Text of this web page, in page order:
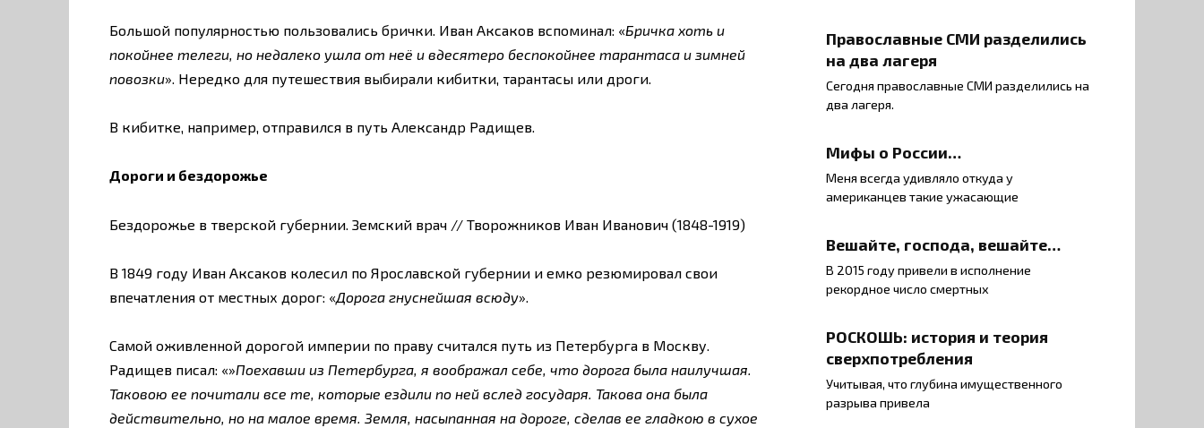
Большой популярностью пользовались брички. Иван Аксаков вспоминал: «Бричка хоть и
покойнее телеги, но недалеко ушла от неё и вдесятеро беспокойнее тарантаса и зимней
повозки». Нередко для путешествия выбирали кибитки, тарантасы или дроги.
В кибитке, например, отправился в путь Александр Радищев.
Дороги и бездорожье
Бездорожье в тверской губернии. Земский врач // Творожников Иван Иванович (1848-1919)
В 1849 году Иван Аксаков колесил по Ярославской губернии и емко резюмировал свои
впечатления от местных дорог: «Дорога гнуснейшая всюду».
Самой оживленной дорогой империи по праву считался путь из Петербурга в Москву.
Радищев писал: «»Поехавши из Петербурга, я воображал себе, что дорога была наилучшая.
Таковою ее почитали все те, которые ездили по ней вслед государя. Такова она была
действительно, но на малое время. Земля, насыпанная на дороге, сделав ее гладкою в сухое
Православные СМИ разделились
на два лагеря
Сегодня православные СМИ разделились на
два лагеря.
Мифы о России…
Меня всегда удивляло откуда у
американцев такие ужасающие
Вешайте, господа, вешайте…
В 2015 году привели в исполнение
рекордное число смертных
РОСКОШЬ: история и теория
сверхпотребления
Учитывая, что глубина имущественного
разрыва привела